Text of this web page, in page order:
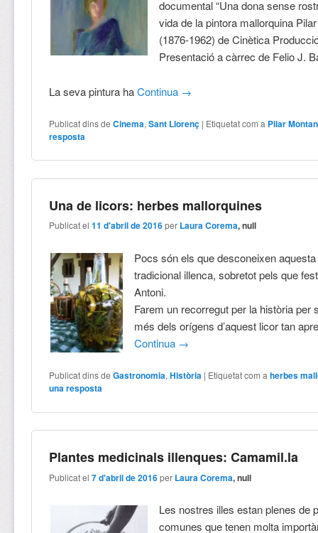
documental “Una dona sense
vida de la pintora mallorquina
(1876-1962) de Cinètica
Presentació a càrrec de Felio J.
La seva pintura haContinua →
Publicat dins de Cinema,Sant Llorenç | Etiquetat com a Pilar
resposta
Una de licors: herbes mallorquines
Publicat el11 d'abril de 2016 per Laura Corema, null
Pocs són els que desconeixen
tradicional illenca, sobretot pels que
Antoni.
Farem un recorregut per la història per
més dels orígens d’aquest licor tan
Continua →
Publicat dins de Gastronomia,Història | Etiquetat com a herbes
una resposta
Plantes medicinals illenques: Camamil.la
Publicat el7 d'abril de 2016 per Laura Corema, null
Les nostres illes estan plenes de
comunes que tenen molta